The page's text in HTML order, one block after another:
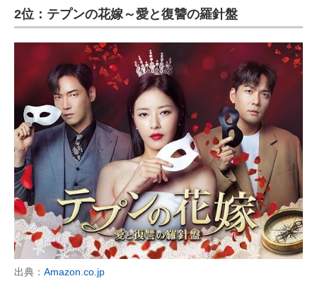
2位：テプンの花嫁～愛と復讐の羅針盤
出典： Amazon.co.jp